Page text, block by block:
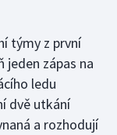
týmy z první
jeden zápas na
ledu
dvě utkání
a rozhodují